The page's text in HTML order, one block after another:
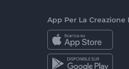
App Per La Creazione